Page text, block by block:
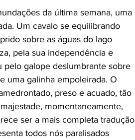
da última semana, uma
Um cavalo se equilibrando
sobre as águas do lago
pela sua independência e
galope deslumbrante sobre
uma galinha empoleirada. O
preso e acuado, tão
momentaneamente,
ser a mais completa tradução
todos nós paralisados